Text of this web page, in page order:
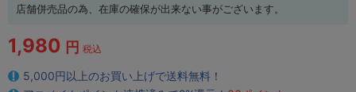
店舗併売品の為、在庫の確保が出来ない事がございます。
1,980 円 税込
5,000円以上のお買い上げで送料無料！